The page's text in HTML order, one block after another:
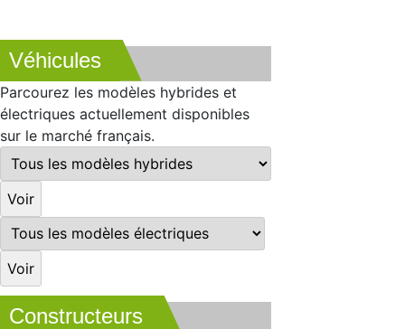
Véhicules
Parcourez les modèles hybrides et
électriques actuellement disponibles
sur le marché français.
Constructeurs